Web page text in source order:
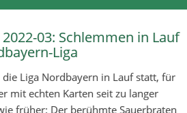
03: Schlemmen in Lauf
Liga
Liga Nordbayern in Lauf statt, für
mit echten Karten seit zu langer
früher: Der berühmte Sauerbraten